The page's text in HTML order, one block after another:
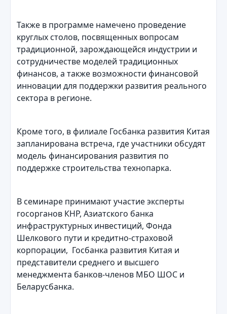
Также в программе намечено проведение
круглых столов, посвященных вопросам
традиционной, зарождающейся индустрии и
сотрудничестве моделей традиционных
финансов, а также возможности финансовой
инновации для поддержки развития реального
сектора в регионе.
Кроме того, в филиале Госбанка развития Китая
запланирована встреча, где участники обсудят
модель финансирования развития по
поддержке строительства технопарка.
В семинаре принимают участие эксперты
госорганов КНР, Азиатского банка
инфраструктурных инвестиций, Фонда
Шелкового пути и кредитно-страховой
корпорации, Госбанка развития Китая и
представители среднего и высшего
менеджмента банков-членов МБО ШОС и
Беларусбанка.